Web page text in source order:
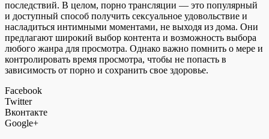
последствий. В целом, порно трансляции — это популярный
и доступный способ получить сексуальное удовольствие и
насладиться интимными моментами, не выходя из дома. Они
предлагают широкий выбор контента и возможность выбора
любого жанра для просмотра. Однако важно помнить о мере и
контролировать время просмотра, чтобы не попасть в
зависимость от порно и сохранить свое здоровье.
Facebook
Twitter
Вконтакте
Google+